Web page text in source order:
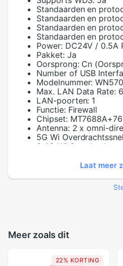
Standaarden en
Standaarden en
Standaarden en
Standaarden en
Power: DC24V / 0.5A
Pakket: Ja
Oorsprong: Cn
Number of USB
Modelnummer:
Max. LAN Data Rate:
LAN-poorten: 1
Functie: Firewall
Chipset:
Antenna: 2 x omni-
5G Wi
2.4G Wi
Laat meer
Meer zoals dit
22% KORTING